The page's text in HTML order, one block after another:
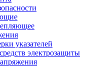
указателей
электрозащиты